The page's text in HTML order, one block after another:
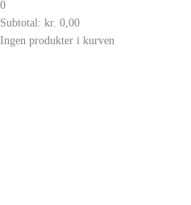
0
Subtotal: kr. 0,00
Ingen produkter i kurven